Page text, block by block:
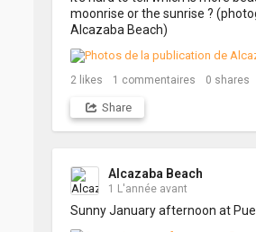
moonrise or the sunrise ?
Alcazaba Beach)
2 likes 1 commentaires 0 shares
Share
Alcazaba Beach
1 L'année avant
Sunny January afternoon at